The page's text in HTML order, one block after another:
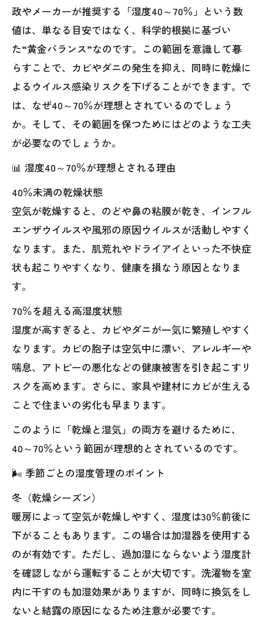
政やメーカーが推奨する「湿度40～70％」という数
値は、単なる目安ではなく、科学的根拠に基づい
た“黄金バランス”なのです。この範囲を意識して暮
らすことで、カビやダニの発生を抑え、同時に乾燥に
よるウイルス感染リスクを下げることができます。で
は、なぜ40～70％が理想とされているのでしょう
か。そして、その範囲を保つためにはどのような工夫
が必要なのでしょうか。
📊 湿度40～70％が理想とされる理由
40％未満の乾燥状態
空気が乾燥すると、のどや鼻の粘膜が乾き、インフル
エンザウイルスや風邪の原因ウイルスが活動しやすく
なります。また、肌荒れやドライアイといった不快症
状も起こりやすくなり、健康を損なう原因となりま
す。
70％を超える高湿度状態
湿度が高すぎると、カビやダニが一気に繁殖しやすく
なります。カビの胞子は空気中に漂い、アレルギーや
喘息、アトピーの悪化などの健康被害を引き起こすリ
スクを高めます。さらに、家具や建材にカビが生える
ことで住まいの劣化も早まります。
このように「乾燥と湿気」の両方を避けるために、
40～70％という範囲が理想的とされているのです。
🌬️ 季節ごとの湿度管理のポイント
冬（乾燥シーズン）
暖房によって空気が乾燥しやすく、湿度は30％前後に
下がることもあります。この場合は加湿器を使用する
のが有効です。ただし、過加湿にならないよう湿度計
を確認しながら運転することが大切です。洗濯物を室
内に干すのも加湿効果がありますが、同時に換気をし
ないと結露の原因になるため注意が必要です。